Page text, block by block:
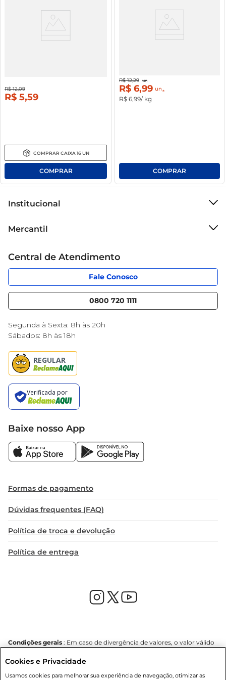
R$ 12,09
R$ 5,59
COMPRAR CAIXA 16UN
R$ 12,29 un
R$ 6,99 un
R$ 6,99/ kg
Institucional
Sobre Privacidade
Nossas lojas
Mercantil
Código de Ética
Serviços
Central de Atendimento
Fale Conosco
0800 720 1111
Segunda à Sexta: 8h às 20h
Sábados: 8h às 18h
Baixe nosso App
Formas de pagamento
Dúvidas frequentes (FAQ)
Política de troca e devolução
Política de entrega
Condições gerais : Em caso de divergência de valores, o valor válido
confirmação de estoque. Compras podem ser canceladas em caso
Cookies e Privacidade
Usamos cookies para melhorar sua experiência de navegação, otimizar as